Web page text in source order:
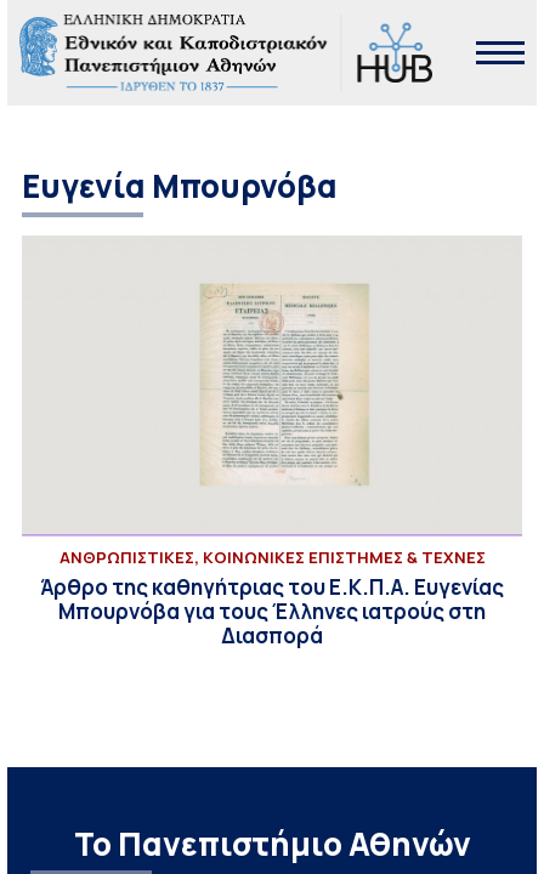
Ευγενία Μπουρνόβα
ΑΝΘΡΩΠΙΣΤΙΚΕΣ, ΚΟΙΝΩΝΙΚΕΣ ΕΠΙΣΤΗΜΕΣ & ΤΕΧΝΕΣ
Άρθρο της καθηγήτριας του Ε.Κ.Π.Α. Ευγενίας
Μπουρνόβα για τους Έλληνες ιατρούς στη
Διασπορά
Το Πανεπιστήμιο Αθηνών